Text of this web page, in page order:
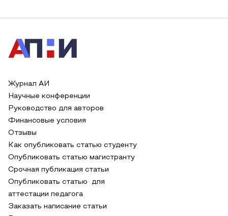
Журнал АИ
Научные конференции
Руководство для авторов
Финансовые условия
Отзывы
Как опубликовать статью студенту
Опубликовать статью магистранту
Срочная публикация статьи
Опубликовать статью для
аттестации педагога
Заказать написание статьи